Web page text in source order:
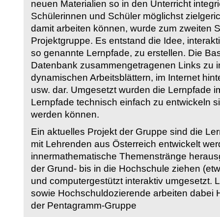
neuen Materialien so in den Unterricht
Schülerinnen und Schüler möglichst
damit arbeiten können, wurde zum zweiten
Projektgruppe. Es entstand die Idee,
so genannte Lernpfade, zu erstellen. Die
Datenbank zusammengetragenen Links zu
dynamischen Arbeitsblättern, im Internet
usw. dar. Umgesetzt wurden die Lernpfade
Lernpfade technisch einfach zu entwickeln
werden können.
Ein aktuelles Projekt der Gruppe sind die
mit Lehrenden aus Österreich entwickelt
innermathematische Themenstränge
der Grund- bis in die Hochschule ziehen
und computergestützt interaktiv umgesetzt.
sowie Hochschuldozierende arbeiten dabei
der Pentagramm-Gruppe